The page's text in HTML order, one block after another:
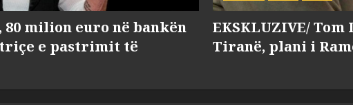
milion euro në bankën
e pastrimit të
EKSKLUZIVE/
Tiranë, plani i